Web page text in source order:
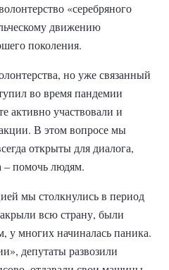
«серебряного
движению
поколения.
но уже связанный
во время пандемии
активно участвовали и
В этом вопросе мы
открыты для диалога,
– помочь людям.
мы столкнулись в период
всю страну, были
у многих начиналась паника.
депутаты развозили